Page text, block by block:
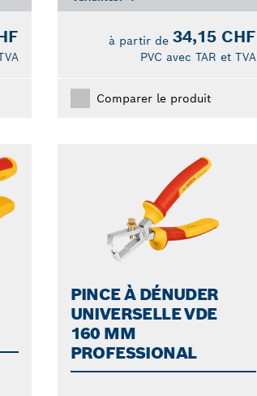
à partir de 34,15 CHF
PVC avec TAR et TVA
Comparer le produit
PINCE À DÉNUDER
UNIVERSELLE VDE
160 MM
PROFESSIONAL